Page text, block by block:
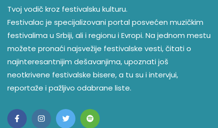
Tvoj vodič kroz festivalsku kulturu.
Festivalac je specijalizovani portal posvećen muzičkim
festivalima u Srbiji, ali i regionu i Evropi. Na jednom mestu
možete pronaći najsvežije festivalske vesti, čitati o
najinteresantnijim dešavanjima, upoznati još
neotkrivene festivalske bisere, a tu su i intervjui,
reportaže i pažljivo odabrane liste.